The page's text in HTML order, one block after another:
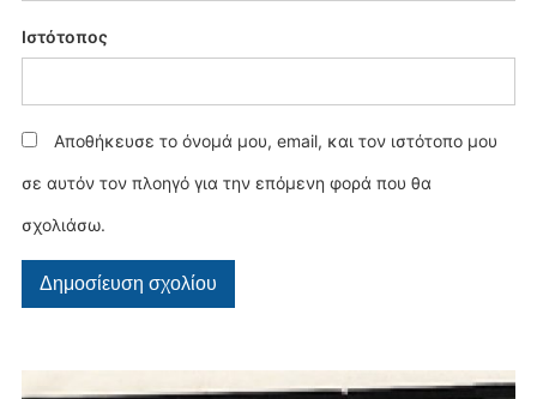
Ιστότοπος
Αποθήκευσε το όνομά μου, email, και τον ιστότοπο μου
σε αυτόν τον πλοηγό για την επόμενη φορά που θα
σχολιάσω.